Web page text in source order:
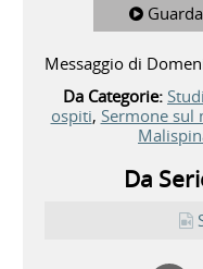
Guarda
Messaggio di
Da Categorie:
ospiti, Sermone sul
Da